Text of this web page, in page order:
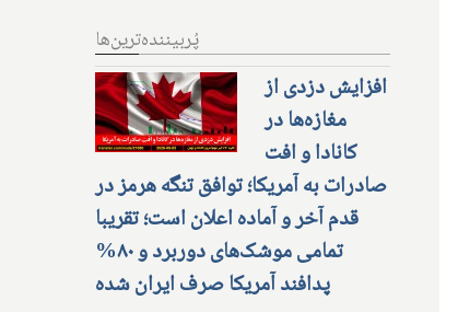
پُربیننده‌ترین‌ها
افزایش دزدی از
مغازه‌ها در
کانادا و افت
صادرات به آمریکا؛ توافق تنگه هرمز در
قدم آخر و آماده اعلان است؛ تقریبا
تمامی موشک‌های دوربرد و ۸۰%
پدافند آمریکا صرف ایران شده